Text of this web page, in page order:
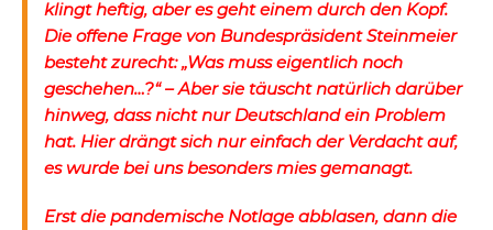
klingt heftig, aber es geht einem durch den Kopf.
Die offene Frage von Bundespräsident Steinmeier
besteht zurecht: „Was muss eigentlich noch
geschehen…?“ – Aber sie täuscht natürlich darüber
hinweg, dass nicht nur Deutschland ein Problem
hat. Hier drängt sich nur einfach der Verdacht auf,
es wurde bei uns besonders mies gemanagt.
Erst die pandemische Notlage abblasen, dann die